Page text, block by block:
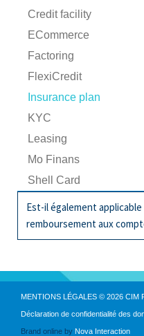
Credit facility
ECommerce
Factoring
FlexiCredit
Insurance plan
KYC
Leasing
Mo Finans
Shell Card
Est-il également
remboursement aux
Non, il n'est pas
remboursement de
leasing ou d'affacturage
MENTIONS LÉGALES © 2026 CIM
Déclaration de confidentialité des
Brand online by Nova Interaction